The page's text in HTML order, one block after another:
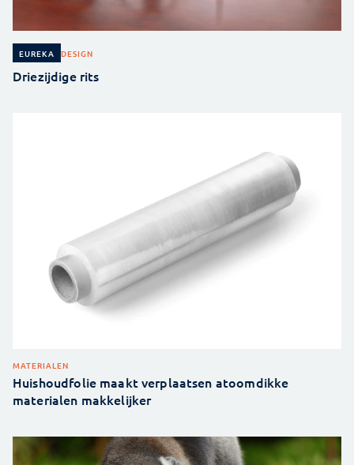
EUREKA DESIGN
Driezijdige rits
MATERIALEN
Huishoudfolie maakt verplaatsen atoomdikke
materialen makkelijker